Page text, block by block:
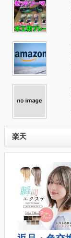
楽天